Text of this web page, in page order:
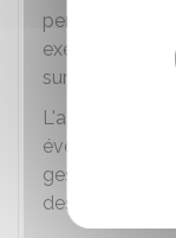
performance
exercice clos
sur 5 ans.
L'assureur doit
éventuelles
gestion des
des unités de